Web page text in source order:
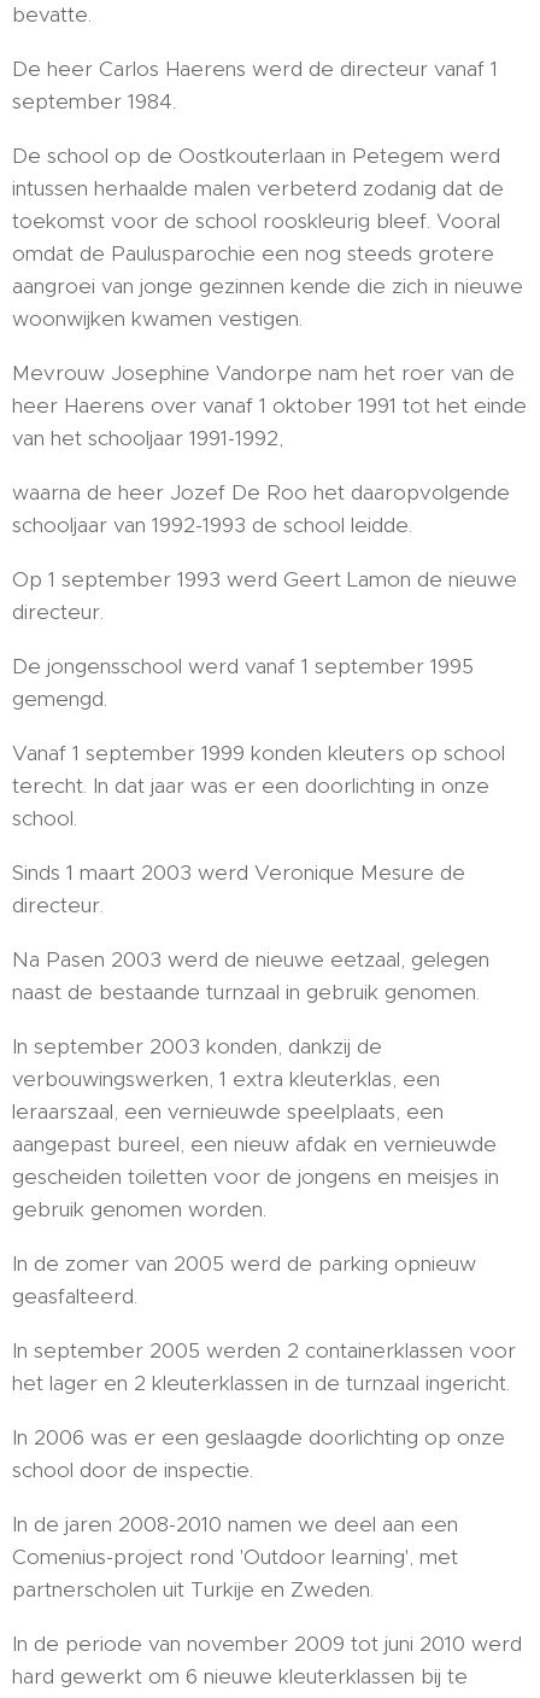
bevatte.
De heer Carlos Haerens werd de directeur vanaf 1
september 1984.
De school op de Oostkouterlaan in Petegem werd
intussen herhaalde malen verbeterd zodanig dat de
toekomst voor de school rooskleurig bleef. Vooral
omdat de Paulusparochie een nog steeds grotere
aangroei van jonge gezinnen kende die zich in nieuwe
woonwijken kwamen vestigen.
Mevrouw Josephine Vandorpe nam het roer van de
heer Haerens over vanaf 1 oktober 1991 tot het einde
van het schooljaar 1991-1992,
waarna de heer Jozef De Roo het daaropvolgende
schooljaar van 1992-1993 de school leidde.
Op 1 september 1993 werd Geert Lamon de nieuwe
directeur.
De jongensschool werd vanaf 1 september 1995
gemengd.
Vanaf 1 september 1999 konden kleuters op school
terecht. In dat jaar was er een doorlichting in onze
school.
Sinds 1 maart 2003 werd Veronique Mesure de
directeur.
Na Pasen 2003 werd de nieuwe eetzaal, gelegen
naast de bestaande turnzaal in gebruik genomen.
In september 2003 konden, dankzij de
verbouwingswerken, 1 extra kleuterklas, een
leraarszaal, een vernieuwde speelplaats, een
aangepast bureel, een nieuw afdak en vernieuwde
gescheiden toiletten voor de jongens en meisjes in
gebruik genomen worden.
In de zomer van 2005 werd de parking opnieuw
geasfalteerd.
In september 2005 werden 2 containerklassen voor
het lager en 2 kleuterklassen in de turnzaal ingericht.
In 2006 was er een geslaagde doorlichting op onze
school door de inspectie.
In de jaren 2008-2010 namen we deel aan een
Comenius-project rond 'Outdoor learning', met
partnerscholen uit Turkije en Zweden.
In de periode van november 2009 tot juni 2010 werd
hard gewerkt om 6 nieuwe kleuterklassen bij te